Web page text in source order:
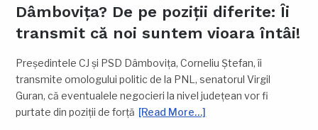
Dâmbovița? De pe poziții diferite: Îi
transmit că noi suntem vioara întâi!
Președintele CJ și PSD Dâmbovița, Corneliu Ștefan, îi
transmite omologului politic de la PNL, senatorul Virgil
Guran, că eventualele negocieri la nivel județean vor fi
purtate din poziții de forță [Read More…]